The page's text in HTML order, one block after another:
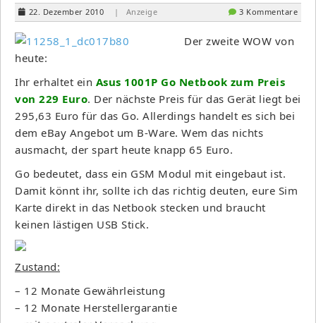
22. Dezember 2010 | Anzeige 3 Kommentare
Der zweite WOW von
heute:
Ihr erhaltet ein Asus 1001P Go Netbook zum Preis
von 229 Euro. Der nächste Preis für das Gerät liegt bei
295,63 Euro für das Go. Allerdings handelt es sich bei
dem eBay Angebot um B-Ware. Wem das nichts
ausmacht, der spart heute knapp 65 Euro.
Go bedeutet, dass ein GSM Modul mit eingebaut ist.
Damit könnt ihr, sollte ich das richtig deuten, eure Sim
Karte direkt in das Netbook stecken und braucht
keinen lästigen USB Stick.
Zustand:
– 12 Monate Gewährleistung
– 12 Monate Herstellergarantie